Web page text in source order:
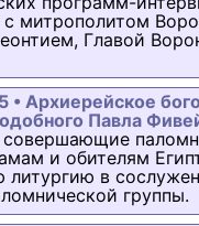
митрополитом
Главой
• Архиерейское
Павла
и обителям
литургию в
группы.